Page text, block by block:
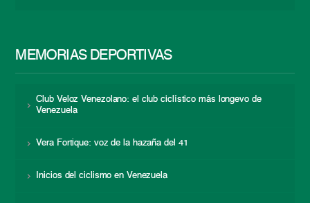
MEMORIAS DEPORTIVAS
Club Veloz Venezolano: el club ciclístico más longevo de
Venezuela
Vera Fortique: voz de la hazaña del 41
Inicios del ciclismo en Venezuela